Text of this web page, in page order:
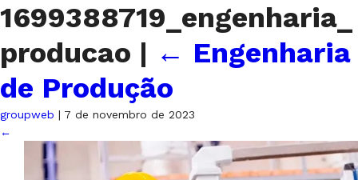
1699388719_engenharia_
producao | ← Engenharia
de Produção
groupweb | 7 de novembro de 2023
←